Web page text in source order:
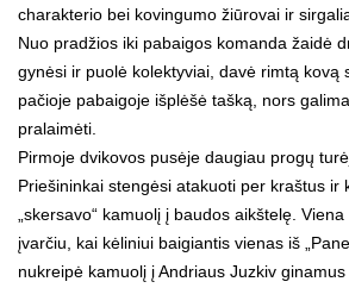
charakterio bei kovingumo žiūrovai ir
Nuo pradžios iki pabaigos komanda žaidė
gynėsi ir puolė kolektyviai, davė rimtą kovą
pačioje pabaigoje išplėšė tašką, nors
pralaimėti.
Pirmoje dvikovos pusėje daugiau progų
Priešininkai stengėsi atakuoti per kraštus ir
„skersavo“ kamuolį į baudos aikštelę.
įvarčiu, kai kėliniui baigiantis vienas iš
nukreipė kamuolį į Andriaus Juzkiv ginamus